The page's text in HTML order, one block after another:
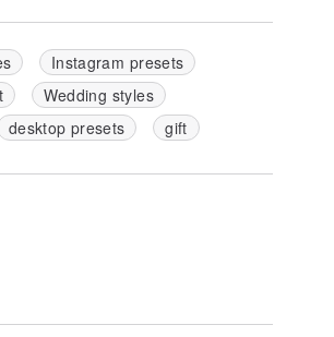
Instagram presets
Wedding styles
desktop presets gift